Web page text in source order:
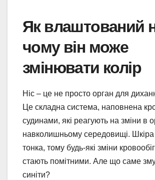
Як влаштований
чому він може
змінювати колір
Ніс – це не просто орган для
Це складна система, наповнена
судинами, які реагують на зміни в
навколишньому середовищі. Шкіра
тонка, тому будь-які зміни
стають помітними. Але що саме
синіти?